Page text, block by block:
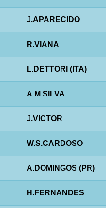
J.APARECIDO
R.VIANA
L.DETTORI (ITA)
A.M.SILVA
J.VICTOR
W.S.CARDOSO
A.DOMINGOS (PR)
H.FERNANDES